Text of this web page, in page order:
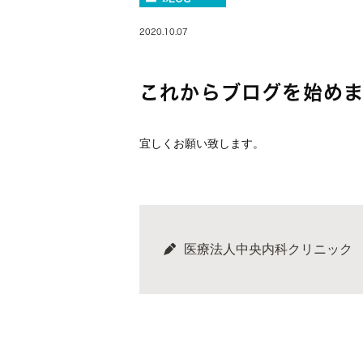
2020.10.07
これからブログを始め
宜しくお願い致します。
医療法人中央内科クリニック